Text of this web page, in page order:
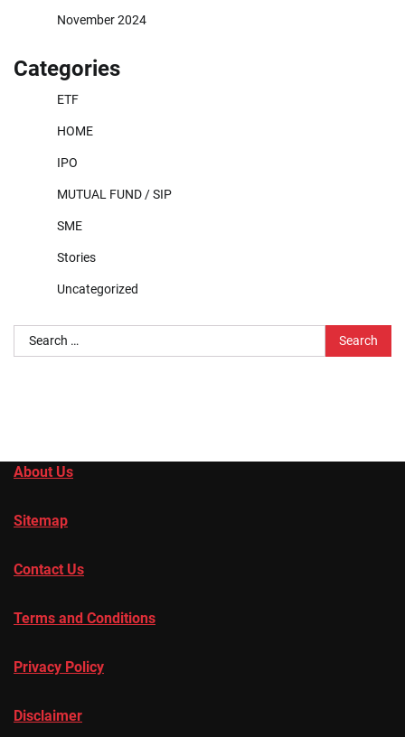
November 2024
Categories
ETF
HOME
IPO
MUTUAL FUND / SIP
SME
Stories
Uncategorized
Search
for:
About Us
Sitemap
Contact Us
Terms and Conditions
Privacy Policy
Disclaimer